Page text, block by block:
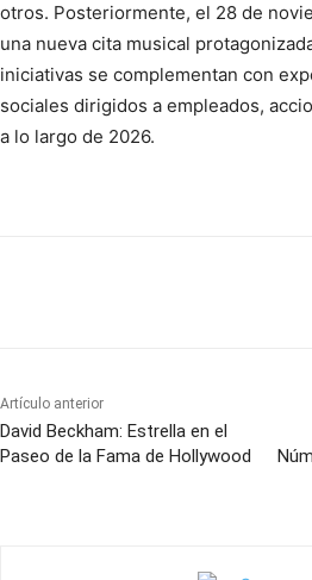
otros. Posteriormente, el 28 de
una nueva cita musical
iniciativas se complementan con
sociales dirigidos a empleados,
a lo largo de 2026.
Artículo anterior
David Beckham: Estrella en el
Paseo de la Fama de Hollywood